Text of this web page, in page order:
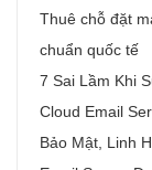
Thuê chỗ đặt
chuẩn quốc tế
7 Sai Lầm Khi
Cloud Email
Bảo Mật, Linh